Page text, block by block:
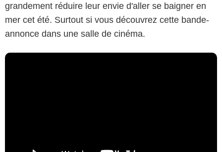
grandement réduire leur envie d'aller se baigner en
mer cet été. Surtout si vous découvrez cette bande-
annonce dans une salle de cinéma.